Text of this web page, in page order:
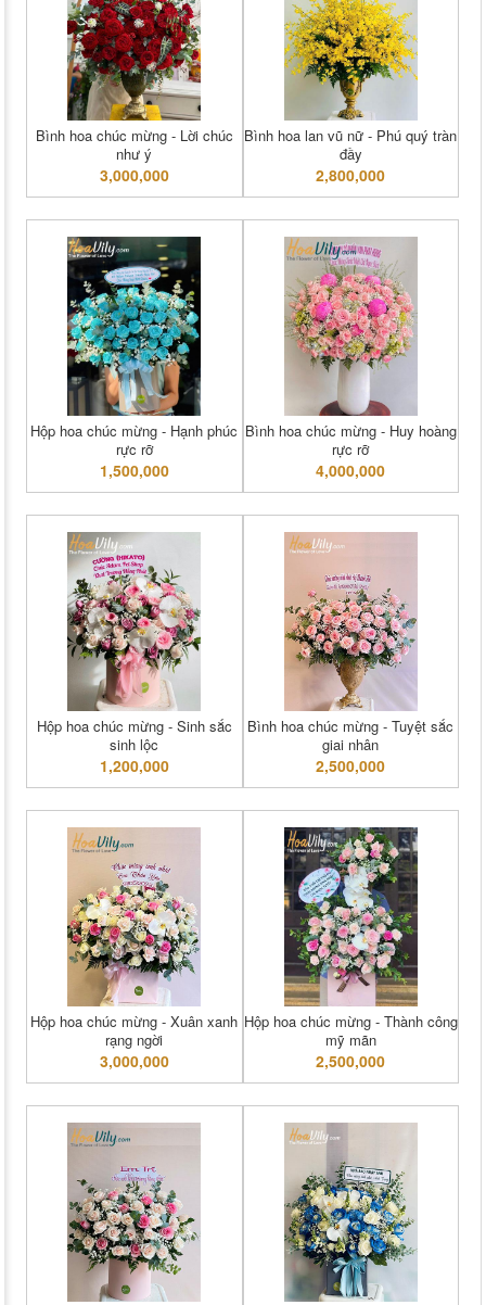
Bình hoa chúc mừng - Lời chúc
như ý
3,000,000
Bình hoa lan vũ nữ - Phú quý tràn
đầy
2,800,000
Hộp hoa chúc mừng - Hạnh phúc
rực rỡ
1,500,000
Bình hoa chúc mừng - Huy hoàng
rực rỡ
4,000,000
Hộp hoa chúc mừng - Sinh sắc
sinh lộc
1,200,000
Bình hoa chúc mừng - Tuyệt sắc
giai nhân
2,500,000
Hộp hoa chúc mừng - Xuân xanh
rạng ngời
3,000,000
Hộp hoa chúc mừng - Thành công
mỹ mãn
2,500,000